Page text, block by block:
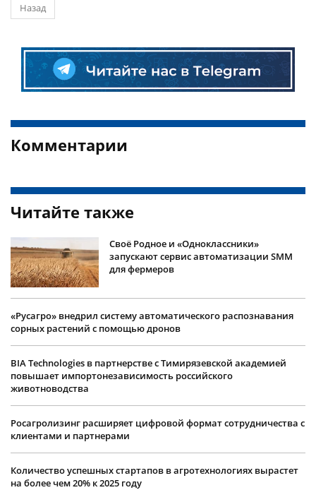
Назад
Комментарии
Читайте также
Своё Родное и «Одноклассники»
запускают сервис автоматизации SMM
для фермеров
«Русагро» внедрил систему автоматического распознавания
сорных растений с помощью дронов
BIA Technologies в партнерстве с Тимирязевской академией
повышает импортонезависимость российского
животноводства
Росагролизинг расширяет цифровой формат сотрудничества с
клиентами и партнерами
Количество успешных стартапов в агротехнологиях вырастет
на более чем 20% к 2025 году